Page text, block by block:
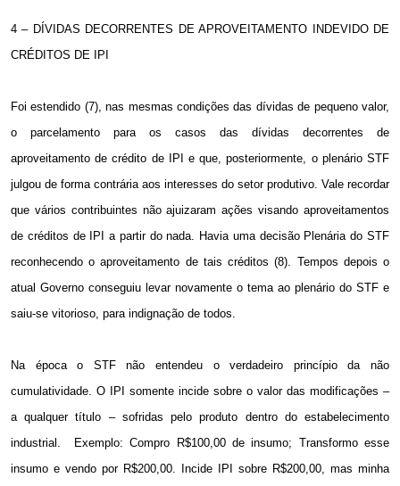
4 – DÍVIDAS DECORRENTES DE APROVEITAMENTO INDEVIDO DE
CRÉDITOS DE IPI
Foi estendido (7), nas mesmas condições das dívidas de pequeno valor,
o parcelamento para os casos das dívidas decorrentes de
aproveitamento de crédito de IPI e que, posteriormente, o plenário STF
julgou de forma contrária aos interesses do setor produtivo. Vale recordar
que vários contribuintes não ajuizaram ações visando aproveitamentos
de créditos de IPI a partir do nada. Havia uma decisão Plenária do STF
reconhecendo o aproveitamento de tais créditos (8). Tempos depois o
atual Governo conseguiu levar novamente o tema ao plenário do STF e
saiu-se vitorioso, para indignação de todos.
Na época o STF não entendeu o verdadeiro princípio da não
cumulatividade. O IPI somente incide sobre o valor das modificações –
a qualquer título – sofridas pelo produto dentro do estabelecimento
industrial.
Exemplo: Compro R$100,00 de insumo; Transformo esse
insumo e vendo por R$200,00. Incide IPI sobre R$200,00, mas minha